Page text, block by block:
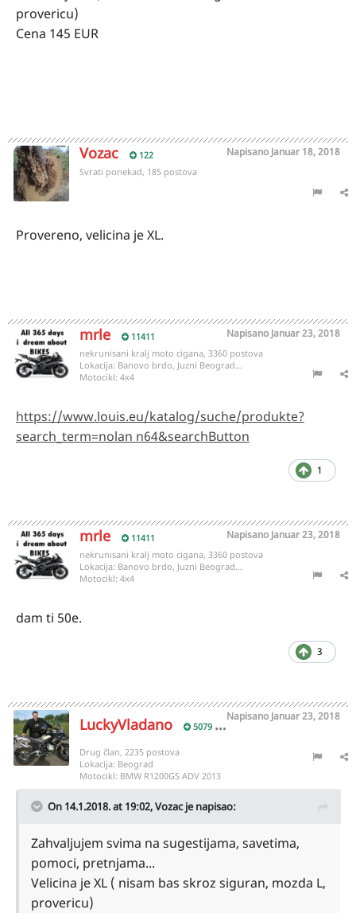
provericu)
Cena 145 EUR
Vozac 122 Napisano Januar 18, 2018
Svrati ponekad, 185 postova
Provereno, velicina je XL.
mrle 11411 Napisano Januar 23, 2018
nekrunisani kralj moto cigana, 3360 postova
Lokacija: Banovo brdo, Juzni Beograd...
Motocikl: 4x4
https://www.louis.eu/katalog/suche/produkte?
search_term=nolan n64&searchButton
1
mrle 11411 Napisano Januar 23, 2018
nekrunisani kralj moto cigana, 3360 postova
Lokacija: Banovo brdo, Juzni Beograd...
Motocikl: 4x4
dam ti 50e.
3
LuckyVladano 5079
Napisano Januar 23, 2018
Drug član, 2235 postova
Lokacija: Beograd
Motocikl: BMW R1200GS ADV 2013
On 14.1.2018. at 19:02,Vozacje napisao:
Zahvaljujem svima na sugestijama, savetima,
pomoci, pretnjama...
Velicina je XL ( nisam bas skroz siguran, mozda L,
provericu)